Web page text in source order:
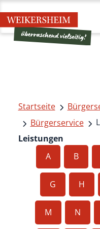
Startseite
Bürgerservice
Leistungen
A
B
G H
M N